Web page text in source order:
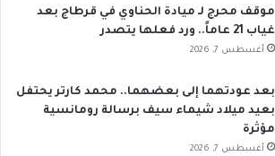
موقف محرج لـ ميادة الحناوي في قرطاج بعد
غياب 21 عاماً.. ورد فعلها يتصدر
أغسطس 7, 2026
بعد عودتهما إلى بعضهما.. محمد كارتر يحتفل
بعيد ميلاد شيماء سيف برسالة رومانسية
مؤثرة
أغسطس 7, 2026